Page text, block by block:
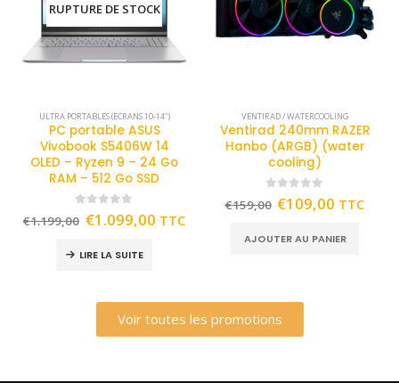
RUPTURE DE STOCK
ULTRA PORTABLES (ECRANS 10-14")
PC portable ASUS
Vivobook S5406W 14
OLED – Ryzen 9 – 24 Go
RAM – 512 Go SSD
out of 5
€1.199,00 €1.099,00 TTC
LIRE LA SUITE
VENTIRAD / WATERCOOLING
Ventirad 240mm RAZER
Hanbo (ARGB) (water
cooling)
out of 5
€159,00 €109,00 TTC
AJOUTER AU PANIER
Voir toutes les promotions